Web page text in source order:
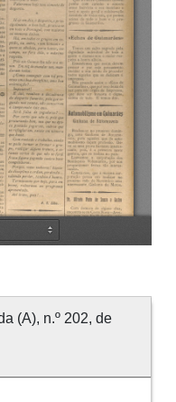
(A), n.º 202, de